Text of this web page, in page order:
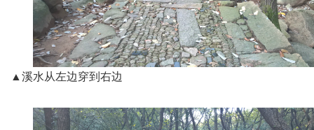
▲溪水从左边穿到右边